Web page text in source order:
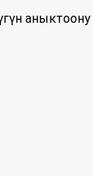
аныктоону